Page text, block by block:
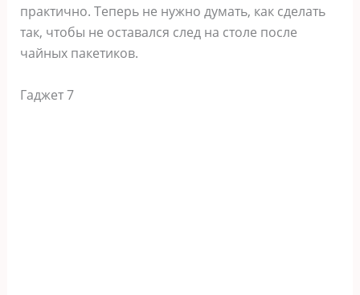
практично. Теперь не нужно думать, как сделать
так, чтобы не оставался след на столе после
чайных пакетиков.
Гаджет 7